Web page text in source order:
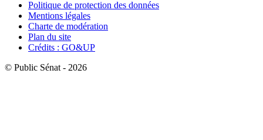
Politique de protection des données
Mentions légales
Charte de modération
Plan du site
Crédits : GO&UP
© Public Sénat - 2026